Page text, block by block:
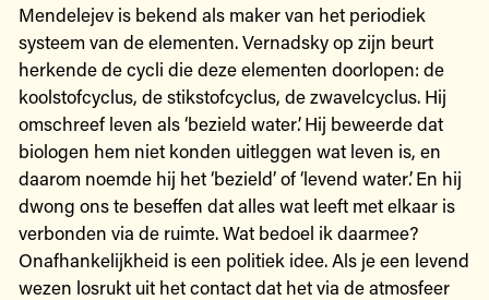
Mendelejev is bekend als maker van het periodiek
systeem van de elementen. Vernadsky op zijn beurt
herkende de cycli die deze elementen doorlopen: de
koolstofcyclus, de stikstofcyclus, de zwavelcyclus. Hij
omschreef leven als ‘bezield water’. Hij beweerde dat
biologen hem niet konden uitleggen wat leven is, en
daarom noemde hij het ‘bezield’ of ‘levend water’. En hij
dwong ons te beseffen dat alles wat leeft met elkaar is
verbonden via de ruimte. Wat bedoel ik daarmee?
Onafhankelijkheid is een politiek idee. Als je een levend
wezen losrukt uit het contact dat het via de atmosfeer